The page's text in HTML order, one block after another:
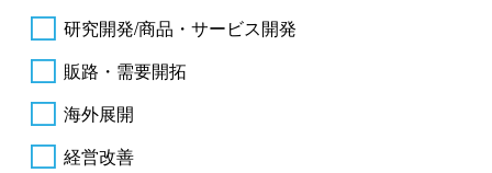
研究開発/商品・サービス開発
販路・需要開拓
海外展開
経営改善